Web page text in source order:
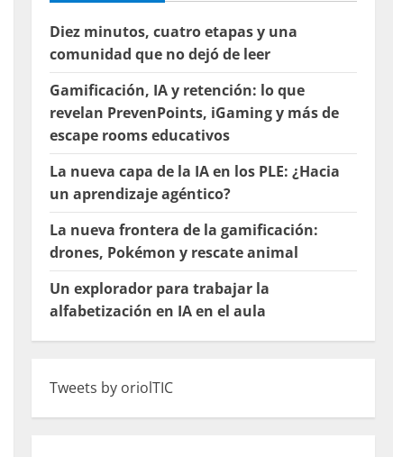
Diez minutos, cuatro etapas y una
comunidad que no dejó de leer
Gamificación, IA y retención: lo que
revelan PrevenPoints, iGaming y más de
escape rooms educativos
La nueva capa de la IA en los PLE: ¿Hacia
un aprendizaje agéntico?
La nueva frontera de la gamificación:
drones, Pokémon y rescate animal
Un explorador para trabajar la
alfabetización en IA en el aula
Tweets by oriolTIC